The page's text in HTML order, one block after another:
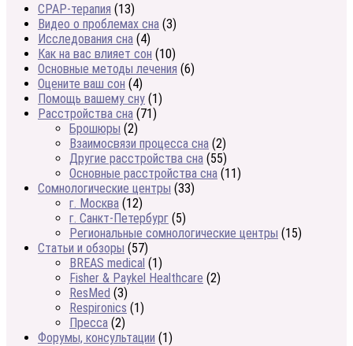
CPAP-терапия (13)
Видео о проблемах сна (3)
Исследования сна (4)
Как на вас влияет сон (10)
Основные методы лечения (6)
Оцените ваш сон (4)
Помощь вашему сну (1)
Расстройства сна (71)
Брошюры (2)
Взаимосвязи процесса сна (2)
Другие расстройства сна (55)
Основные расстройства сна (11)
Сомнологические центры (33)
г. Москва (12)
г. Санкт-Петербург (5)
Региональные сомнологические центры (15)
Статьи и обзоры (57)
BREAS medical (1)
Fisher & Paykel Healthcare (2)
ResMed (3)
Respironics (1)
Пресса (2)
Форумы, консультации (1)